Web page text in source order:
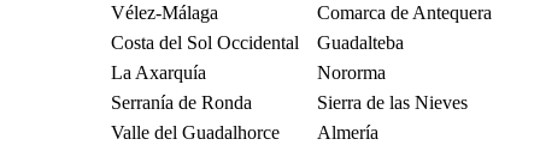
Vélez-Málaga
Comarca de Antequera
Costa del Sol Occidental
Guadalteba
La Axarquía
Nororma
Serranía de Ronda
Sierra de las Nieves
Valle del Guadalhorce
Almería